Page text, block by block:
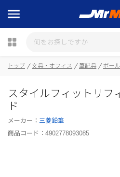
瓶詰
トップ 文具・オフィス 筆記具 ボー
スタイルフィットリフ
ド
メーカー： 三菱鉛筆
商品コード： 4902778093085